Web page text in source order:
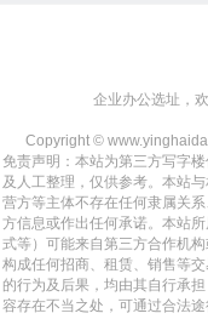
企业办公选址，
Copyright ©
免责声明：本站为第三方写字
及人工整理，仅供参考。本站
营方等主体不存在任何隶属关
方信息或作出任何承诺。本站
式等）可能来自第三方合作机
构成任何招商、租赁、销售等
的行为及后果，均由其自行承
容存在不当之处，可通过合法